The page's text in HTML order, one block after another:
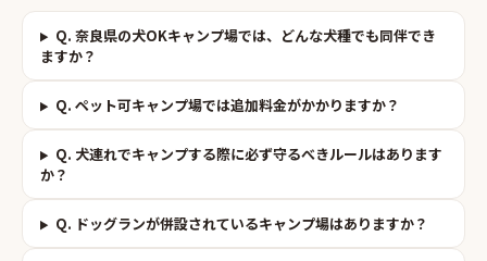
Q. 奈良県の犬OKキャンプ場では、どんな犬種でも同伴でき
ますか？
Q. ペット可キャンプ場では追加料金がかかりますか？
Q. 犬連れでキャンプする際に必ず守るべきルールはあります
か？
Q. ドッグランが併設されているキャンプ場はありますか？